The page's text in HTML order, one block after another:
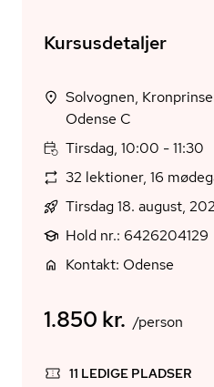
Kursusdetaljer
Solvognen,
Odense C
Tirsdag, 10:00 - 11:30
32 lektioner, 16
Tirsdag 18. august,
Hold nr.: 6426204129
Kontakt: Odense
1.850 kr. /person
11 LEDIGE PLADSER